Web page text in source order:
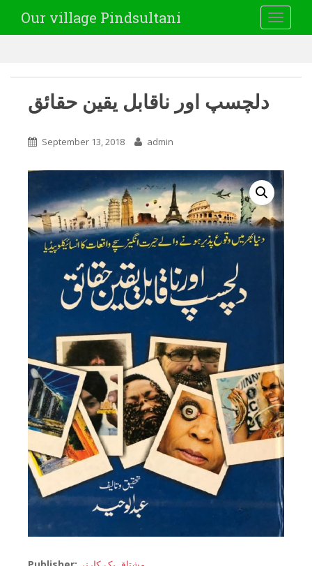
Our village Pindsultani
دلچسپ اور ناقابل یقین حقائق
September 13, 2018 admin